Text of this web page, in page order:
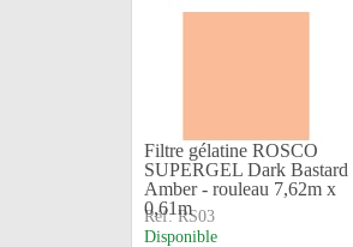
Filtre gélatine ROSCO
SUPERGEL Dark Bastard
Amber - rouleau 7,62m x
0,61m
Réf: RS03
Disponible